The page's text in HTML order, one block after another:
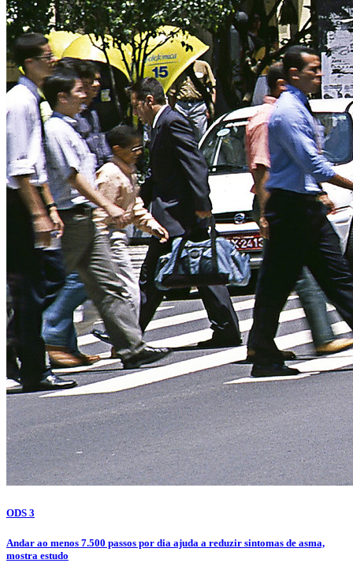
ODS 3
Andar ao menos 7.500 passos por dia ajuda a reduzir sintomas de asma,
mostra estudo